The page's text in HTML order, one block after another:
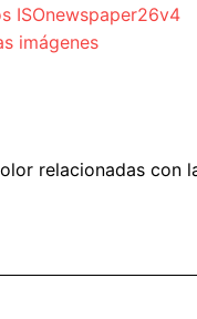
ISOnewspaper26v4
imágenes
relacionadas